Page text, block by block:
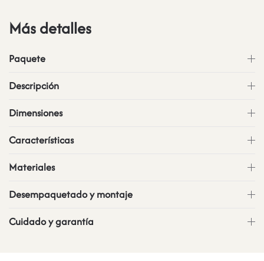
Más detalles
Paquete
Descripción
Dimensiones
Características
Materiales
Desempaquetado y montaje
Cuidado y garantía